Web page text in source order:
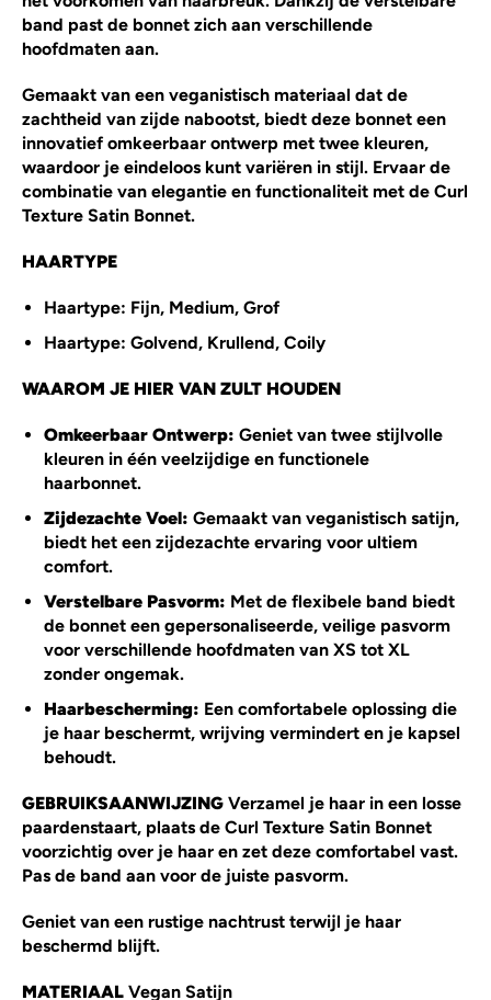
band past de bonnet zich aan verschillende
hoofdmaten aan.
Gemaakt van een veganistisch materiaal dat de
zachtheid van zijde nabootst, biedt deze bonnet een
innovatief omkeerbaar ontwerp met twee kleuren,
waardoor je eindeloos kunt variëren in stijl. Ervaar de
combinatie van elegantie en functionaliteit met de Curl
Texture Satin Bonnet.
HAARTYPE
Haartype: Fijn, Medium, Grof
Haartype: Golvend, Krullend, Coily
WAAROM JE HIER VAN ZULT HOUDEN
Omkeerbaar Ontwerp: Geniet van twee stijlvolle
kleuren in één veelzijdige en functionele
haarbonnet.
Zijdezachte Voel: Gemaakt van veganistisch satijn,
biedt het een zijdezachte ervaring voor ultiem
comfort.
Verstelbare Pasvorm: Met de flexibele band biedt
de bonnet een gepersonaliseerde, veilige pasvorm
voor verschillende hoofdmaten van XS tot XL
zonder ongemak.
Haarbescherming: Een comfortabele oplossing die
je haar beschermt, wrijving vermindert en je kapsel
behoudt.
GEBRUIKSAANWIJZING Verzamel je haar in een losse
paardenstaart, plaats de Curl Texture Satin Bonnet
voorzichtig over je haar en zet deze comfortabel vast.
Pas de band aan voor de juiste pasvorm.
Geniet van een rustige nachtrust terwijl je haar
beschermd blijft.
MATERIAAL Vegan Satijn